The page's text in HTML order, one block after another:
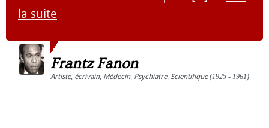
la suite
Frantz Fanon
Artiste, écrivain, Médecin, Psychiatre, Scientifique(1925 - 1961)